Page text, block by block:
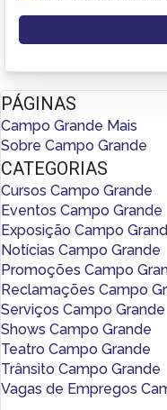
PÁGINAS
Campo Grande Mais
Sobre Campo Grande
CATEGORIAS
Cursos Campo Grande
Eventos Campo Grande
Exposição Campo
Notícias Campo Grande
Promoções Campo
Reclamações Campo
Serviços Campo Grande
Shows Campo Grande
Teatro Campo Grande
Trânsito Campo Grande
Vagas de Empregos